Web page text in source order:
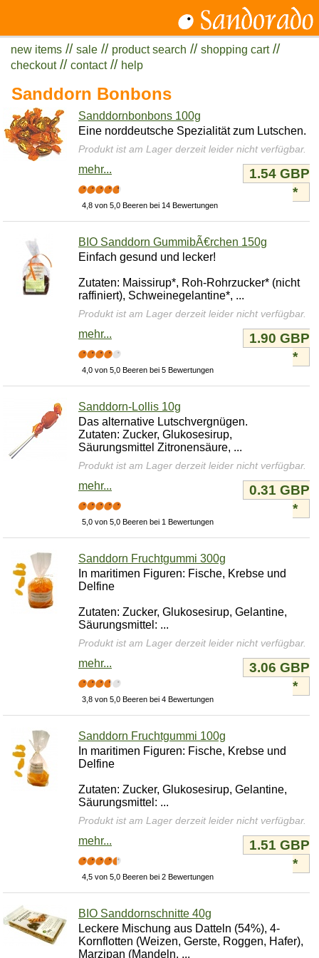
new items // sale // product search // shopping cart//
checkout// contact// help
Sanddorn Bonbons
Sanddornbonbons 100g
Eine norddeutsche Spezialität zum Lutschen.
Produkt ist am Lager derzeit leider nicht verfügbar.
mehr...
4,8 von 5,0 Beeren bei 14 Bewertungen
1.54 GBP
*
BIO Sanddorn GummibÃ€rchen 150g
Einfach gesund und lecker!
Zutaten: Maissirup*, Roh-Rohrzucker* (nicht
raffiniert), Schweinegelantine*, ...
Produkt ist am Lager derzeit leider nicht verfügbar.
mehr...
4,0 von 5,0 Beeren bei 5 Bewertungen
1.90 GBP
*
Sanddorn-Lollis 10g
Das alternative Lutschvergnügen.
Zutaten: Zucker, Glukosesirup,
Säurungsmittel Zitronensäure, ...
Produkt ist am Lager derzeit leider nicht verfügbar.
mehr...
5,0 von 5,0 Beeren bei 1 Bewertungen
0.31 GBP
*
Sanddorn Fruchtgummi 300g
In maritimen Figuren: Fische, Krebse und
Delfine
Zutaten: Zucker, Glukosesirup, Gelantine,
Säurungsmittel: ...
Produkt ist am Lager derzeit leider nicht verfügbar.
mehr...
3,8 von 5,0 Beeren bei 4 Bewertungen
3.06 GBP
*
Sanddorn Fruchtgummi 100g
In maritimen Figuren: Fische, Krebse und
Delfine
Zutaten: Zucker, Glukosesirup, Gelantine,
Säurungsmittel: ...
Produkt ist am Lager derzeit leider nicht verfügbar.
mehr...
4,5 von 5,0 Beeren bei 2 Bewertungen
1.51 GBP
*
BIO Sanddornschnitte 40g
Leckere Mischung aus Datteln (54%), 4-
Kornflotten (Weizen, Gerste, Roggen, Hafer),
Marzipan (Mandeln, ...